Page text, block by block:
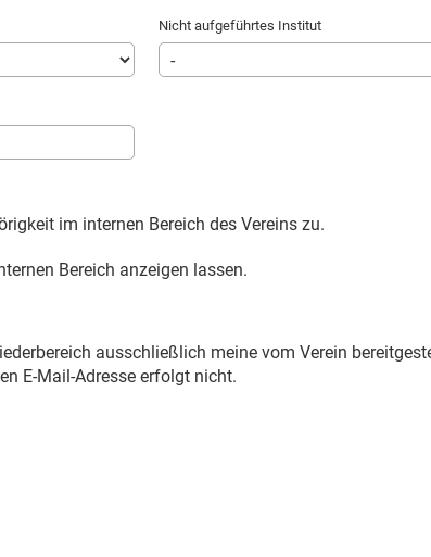
Nicht aufgeführtes Institut
im internen Bereich des Vereins zu.
Bereich anzeigen lassen.
ausschließlich meine vom Verein
E-Mail-Adresse erfolgt nicht.